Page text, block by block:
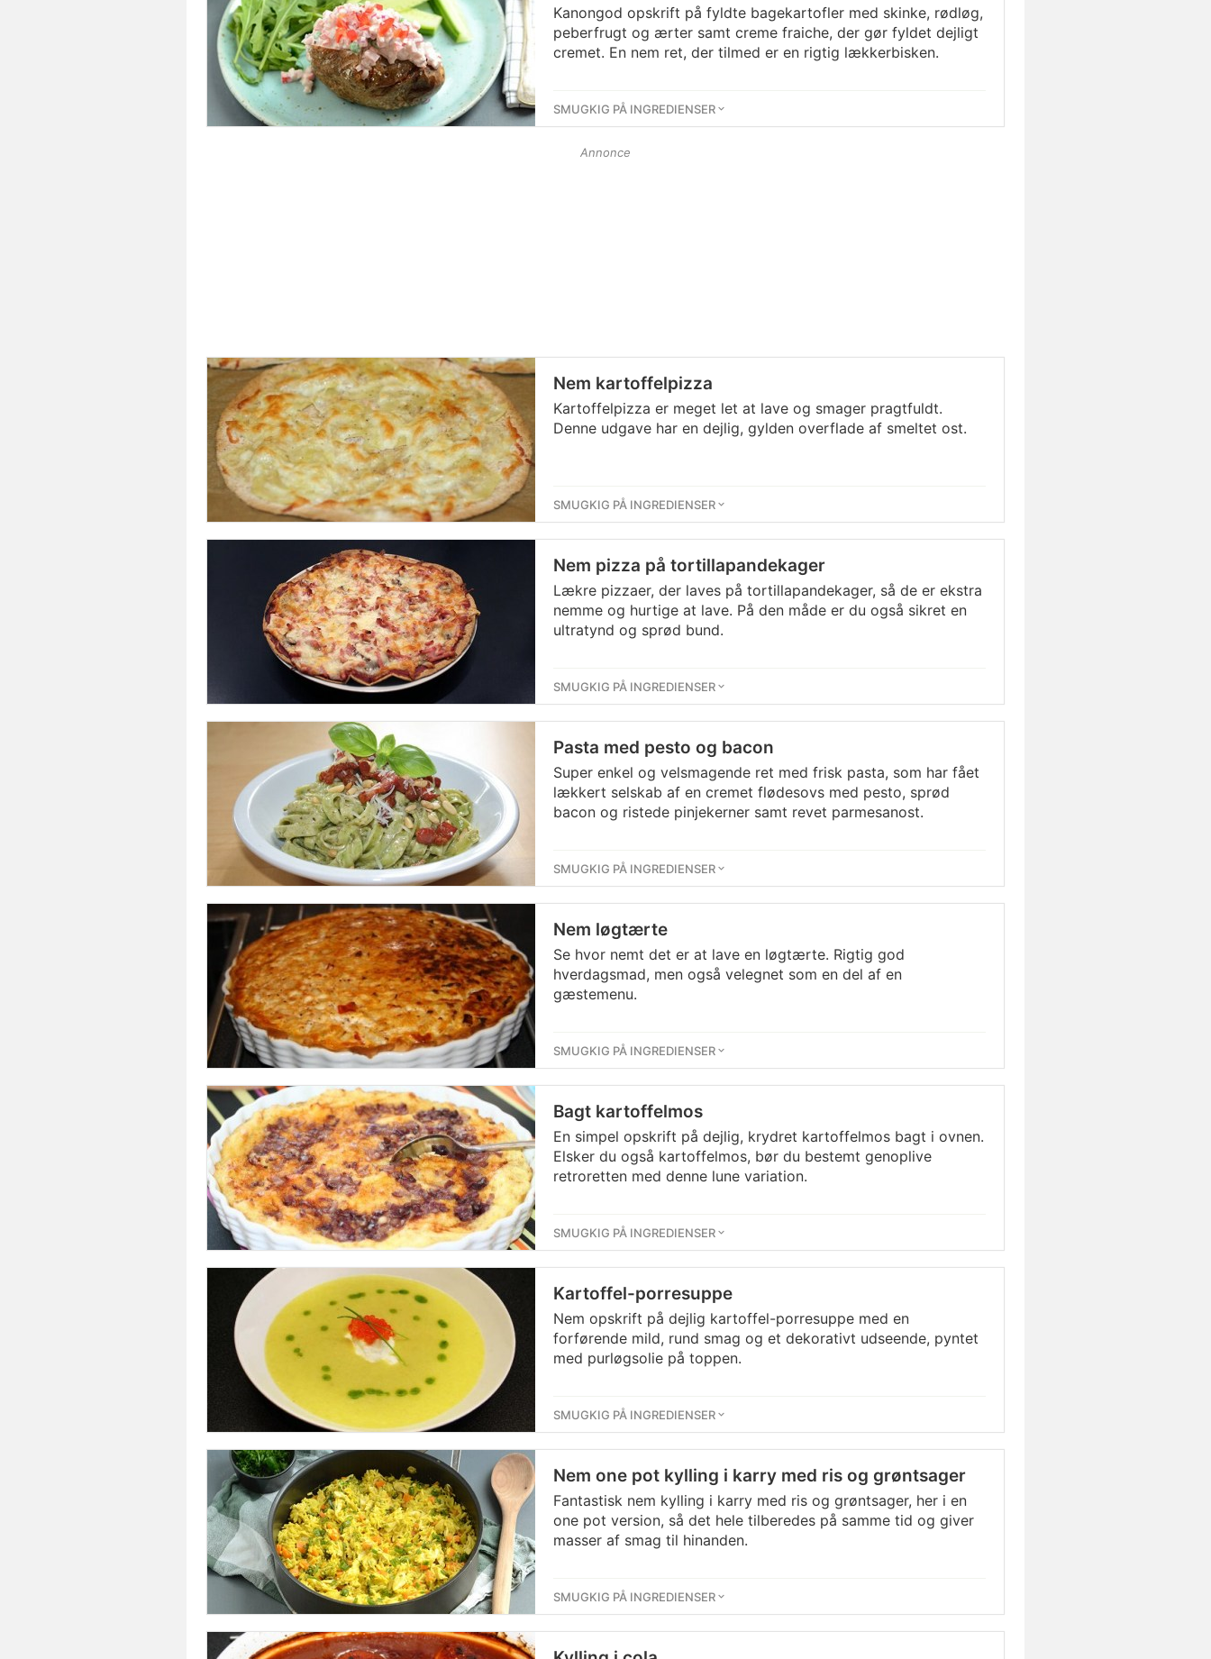
Kanongod opskrift på fyldte bagekartofler med skinke, rødløg,
peberfrugt og ærter samt creme fraiche, der gør fyldet dejligt
cremet. En nem ret, der tilmed er en rigtig lækkerbisken.
SMUGKIG PÅ INGREDIENSER
Annonce
Nem kartoffelpizza
Kartoffelpizza er meget let at lave og smager pragtfuldt.
Denne udgave har en dejlig, gylden overflade af smeltet ost.
SMUGKIG PÅ INGREDIENSER
Nem pizza på tortillapandekager
Lækre pizzaer, der laves på tortillapandekager, så de er ekstra
nemme og hurtige at lave. På den måde er du også sikret en
ultratynd og sprød bund.
SMUGKIG PÅ INGREDIENSER
Pasta med pesto og bacon
Super enkel og velsmagende ret med frisk pasta, som har fået
lækkert selskab af en cremet flødesovs med pesto, sprød
bacon og ristede pinjekerner samt revet parmesanost.
SMUGKIG PÅ INGREDIENSER
Nem løgtærte
Se hvor nemt det er at lave en løgtærte. Rigtig god
hverdagsmad, men også velegnet som en del af en
gæstemenu.
SMUGKIG PÅ INGREDIENSER
Bagt kartoffelmos
En simpel opskrift på dejlig, krydret kartoffelmos bagt i ovnen.
Elsker du også kartoffelmos, bør du bestemt genoplive
retroretten med denne lune variation.
SMUGKIG PÅ INGREDIENSER
Kartoffel-porresuppe
Nem opskrift på dejlig kartoffel-porresuppe med en
forførende mild, rund smag og et dekorativt udseende, pyntet
med purløgsolie på toppen.
SMUGKIG PÅ INGREDIENSER
Nem one pot kylling i karry med ris og grøntsager
Fantastisk nem kylling i karry med ris og grøntsager, her i en
one pot version, så det hele tilberedes på samme tid og giver
masser af smag til hinanden.
SMUGKIG PÅ INGREDIENSER